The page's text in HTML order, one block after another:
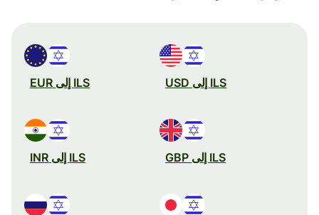
ILS إلى USD ILS إلى EUR
ILS إلى GBP ILS إلى INR